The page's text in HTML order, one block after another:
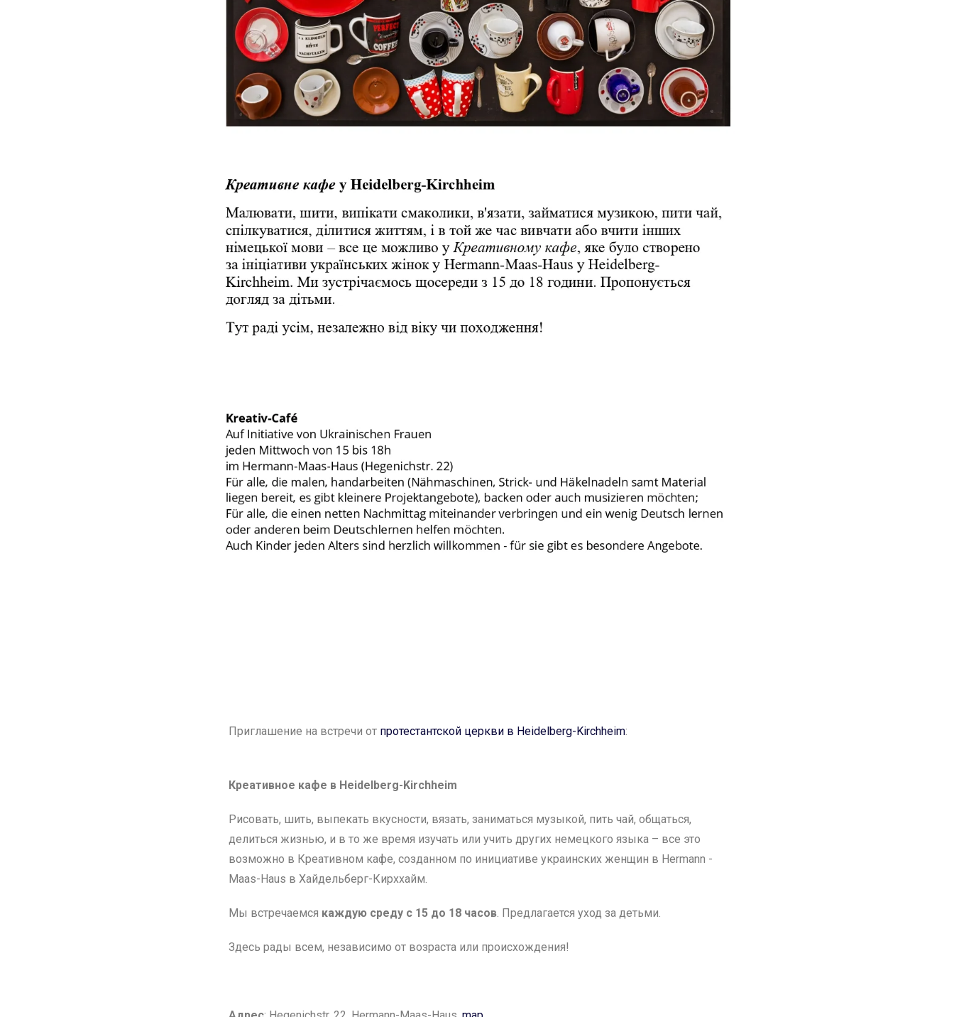
Приглашение на встречи от протестантской церкви в Heidelberg-Kirchheim:
Креативное кафе в Heidelberg-Kirchheim
Рисовать, шить, выпекать вкусности, вязать, заниматься музыкой, пить чай, общаться,
делиться жизнью, и в то же время изучать или учить других немецкого языка – все это
возможно в Креативном кафе, созданном по инициативе украинских женщин в Hermann -
Maas-Haus в Хайдельберг-Кирххайм.
Мы встречаемся каждую среду с 15 до 18 часов . Предлагается уход за детьми.
Здесь рады всем, независимо от возраста или происхождения!